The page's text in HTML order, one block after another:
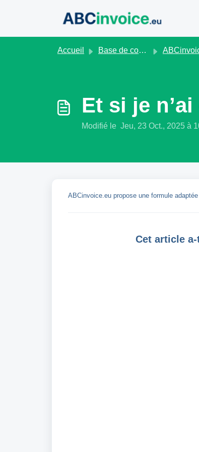
Accueil Base de connaissances
Et si je
Modifié le Jeu, 23 Oct., 2025 à
ABCinvoice.eu propose une formule
Cet article